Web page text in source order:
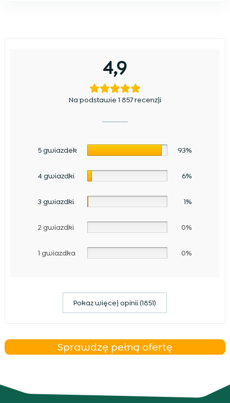
4,9
Na podstawie 1 857 recenzji
5 gwiazdek 93%
4 gwiazdki 6%
3 gwiazdki 1%
2 gwiazdki 0%
1 gwiazdka 0%
Pokaz więcej opinii (1851)
Sprawdzę pełną ofertę